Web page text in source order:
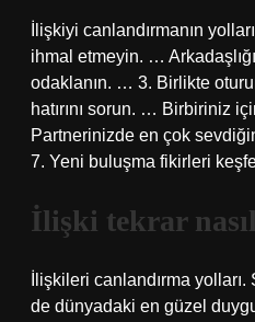
İlişkiyi canlandırmanın
ihmal etmeyin. …
odaklanın. … 3. Birlikte
hatırını sorun. … Birbiriniz
Partnerinizde en çok
7. Yeni buluşma fikirleri
İlişki tekrar
İlişkileri canlandırma
de dünyadaki en güzel